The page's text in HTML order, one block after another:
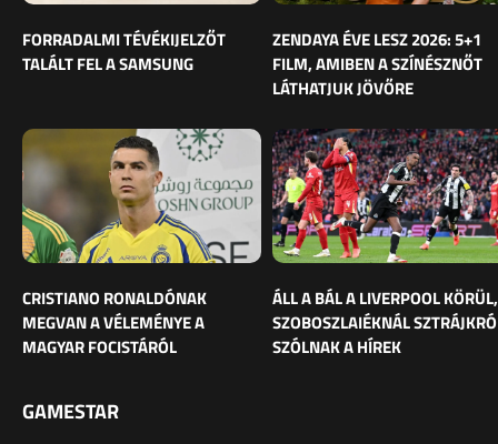
FORRADALMI TÉVÉKIJELZŐT
TALÁLT FEL A SAMSUNG
ZENDAYA ÉVE LESZ 2026: 5+1
FILM, AMIBEN A SZÍNÉSZNŐT
LÁTHATJUK JÖVŐRE
CRISTIANO RONALDÓNAK
MEGVAN A VÉLEMÉNYE A
MAGYAR FOCISTÁRÓL
ÁLL A BÁL A LIVERPOOL KÖRÜL,
SZOBOSZLAIÉKNÁL
SZÓLNAK A HÍREK
GAMESTAR